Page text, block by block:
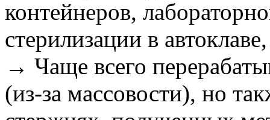
контейнеров,
стерилизации в
→ Чаще всего
(из-за массовости), но